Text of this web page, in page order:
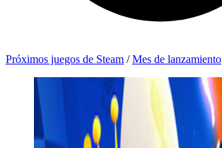
Próximos juegos de Steam / Mes de lanzamiento